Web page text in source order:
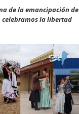
de la emancipación de
la libertad